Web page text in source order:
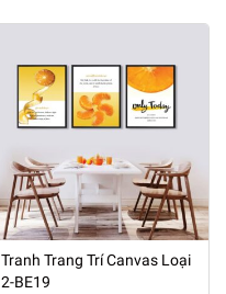
Tranh Trang Trí Canvas Loại
2-BE19